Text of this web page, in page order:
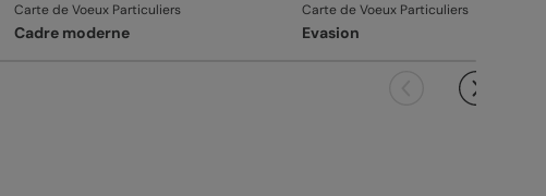
Carte de Voeux Particuliers
Cadre moderne
Carte de Voeux Particuliers
Evasion